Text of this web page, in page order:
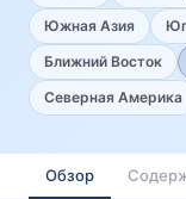
Южная Азия
Ближний Восток
Северная Америка
Обзор